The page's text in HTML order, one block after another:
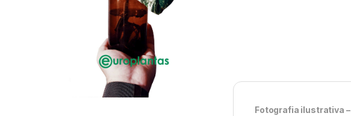
Fotografia ilustrativa –